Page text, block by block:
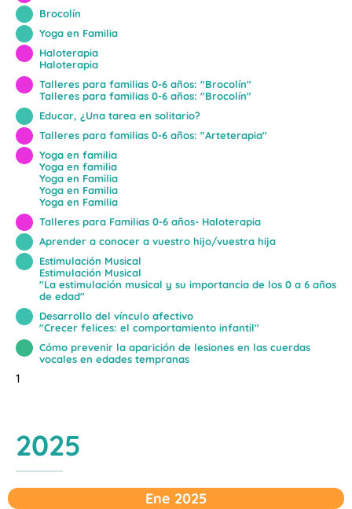
Brocolín
Yoga en Familia
Haloterapia
Haloterapia
Talleres para familias 0-6 años: "Brocolín"
Talleres para familias 0-6 años: "Brocolín"
Educar, ¿Una tarea en solitario?
Talleres para familias 0-6 años: "Arteterapia"
Yoga en familia
Yoga en familia
Yoga en Familia
Yoga en Familia
Yoga en Familia
Talleres para Familias 0-6 años- Haloterapia
Aprender a conocer a vuestro hijo/vuestra hija
Estimulación Musical
Estimulación Musical
"La estimulación musical y su importancia de los 0 a 6 años
de edad"
Desarrollo del vínculo afectivo
"Crecer felices: el comportamiento infantil"
Cómo prevenir la aparición de lesiones en las cuerdas
vocales en edades tempranas
1
2025
Ene 2025